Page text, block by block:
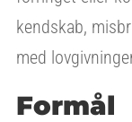
kendskab,
med
Formål